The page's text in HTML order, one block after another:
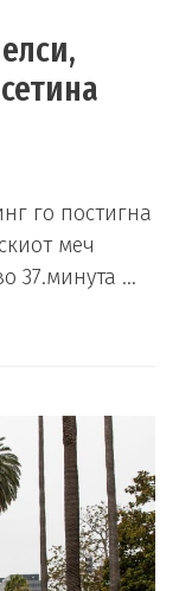
го постигна
меч
37.минута …